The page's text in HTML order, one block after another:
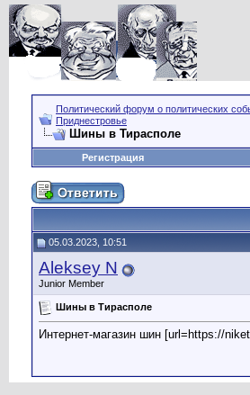
Политический форум о политических
Приднестровье
Шины в Тирасполе
Регистрация
05.03.2023, 10:51
Aleksey N
Junior Member
Шины в Тирасполе
Интернет-магазин шин [url=https://